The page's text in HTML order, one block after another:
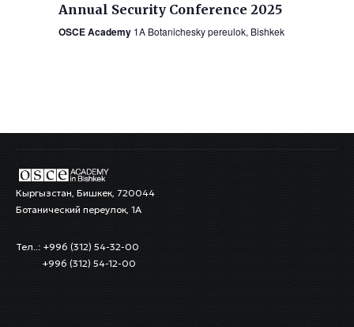
Annual Security Conference 2025
OSCE Academy 1A Botanichesky pereulok, Bishkek
Кыргызстан, Бишкек, 720044
Ботанический переулок, 1А
Тел..: +996 (312) 54-32-00
+996 (312) 54-12-00